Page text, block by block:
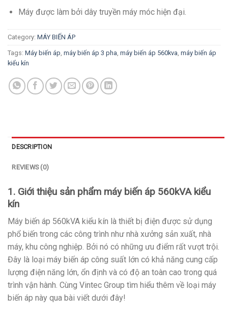
Máy được làm bởi dây truyền máy móc hiện đại.
Category: MÁY BIẾN ÁP
Tags: Máy biến áp máy biến áp 3 pha máy biến áp 560kva máy biến áp
kiểu kín
DESCRIPTION
REVIEWS (0)
1. Giới thiệu sản phẩm máy biến áp 560kVA kiểu
kín
Máy biến áp 560kVA kiểu kín là thiết bị điện được sử dụng
phổ biến trong các công trình như nhà xưởng sản xuất, nhà
máy, khu công nghiệp. Bởi nó có những ưu điểm rất vượt trội.
Đây là loại máy biến áp công suất lớn có khả năng cung cấp
lượng điện năng lớn, ổn định và có độ an toàn cao trong quá
trình vận hành. Cùng Vintec Group tìm hiểu thêm về loại máy
biến áp này qua bài viết dưới đây!